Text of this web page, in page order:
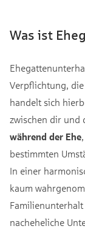
Was ist
Verpflichtung,
handelt sich
zwischen dir und
während der Ehe
bestimmten
In einer
kaum
nacheheliche